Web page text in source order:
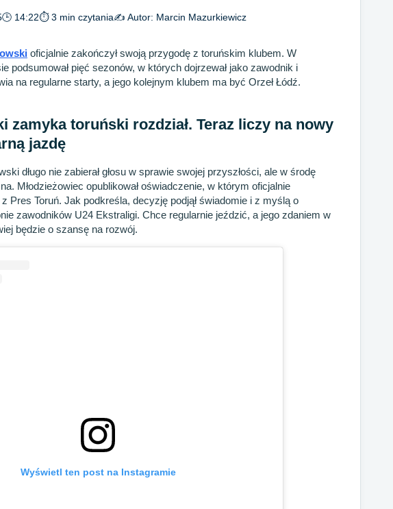
🕒 14:22⏱ 3 min czytania✍️ Autor: Marcin Mazurkiewicz
oficjalnie zakończył swoją przygodę z toruńskim klubem. W
podsumował pięć sezonów, w których dojrzewał jako zawodnik i
na regularne starty, a jego kolejnym klubem ma być Orzeł Łódź.
zamyka toruński rozdział. Teraz liczy na nowy
jazdę
długo nie zabierał głosu w sprawie swojej przyszłości, ale w środę
Młodzieżowiec opublikował oświadczenie, w którym oficjalnie
z Pres Toruń. Jak podkreśla, decyzję podjął świadomie i z myślą o
zawodników U24 Ekstraligi. Chce regularnie jeździć, a jego zdaniem w
będzie o szansę na rozwój.
Wyświetl ten post na Instagramie